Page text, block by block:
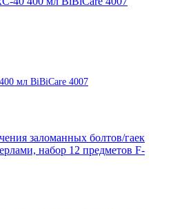
мл BiBiCare 4007